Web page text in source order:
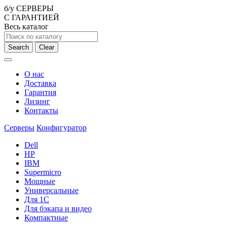
б/у СЕРВЕРЫ
С ГАРАНТИЕЙ
Весь каталог
Search Clear
О нас
Доставка
Гарантия
Лизинг
Контакты
Серверы Конфигуратор
Dell
HP
IBM
Supermicro
Мощные
Универсальные
Для 1С
Для бэкапа и видео
Компактные